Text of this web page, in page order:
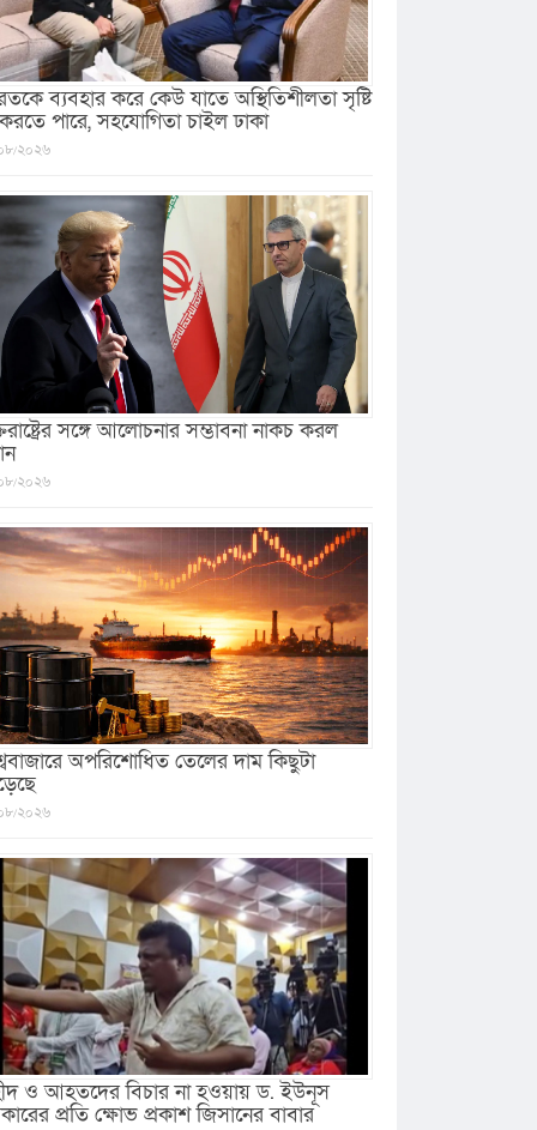
ব্যবহার করে কেউ যাতে অস্থিতিশীলতা সৃষ্টি
পারে, সহযোগিতা চাইল ঢাকা
২০২৬
সঙ্গে আলোচনার সম্ভাবনা নাকচ করল
২০২৬
অপরিশোধিত তেলের দাম কিছুটা
২০২৬
ও আহতদের বিচার না হওয়ায় ড. ইউনূস
প্রতি ক্ষোভ প্রকাশ জিসানের বাবার